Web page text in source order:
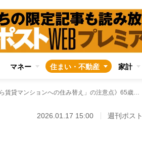
マネー 住まい・不動産 家計
《老後の「戸建てから賃貸マンションへの住み替え」の注意点》65歳以上だと「借りようと思っても審査で落とされる」現実 “自宅を修繕せずに住み続ける”という選択肢も
2026.01.17 15:00 週刊ポスト